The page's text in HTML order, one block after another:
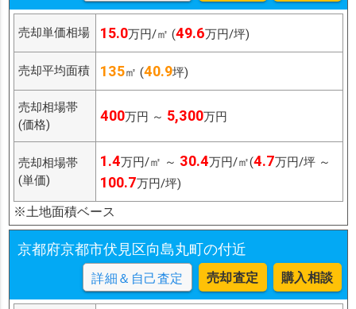
売却単価相場 15.0万円/㎡ (49.6万円/坪)
売却平均面積 135㎡ (40.9坪)
売却相場帯
(価格)
400万円 ～ 5,300万円
売却相場帯
(単価)
1.4万円/㎡ ～ 30.4万円/㎡(4.7万円/坪 ～
100.7万円/坪)
※土地面積ベース
京都府京都市伏見区向島丸町の付近
詳細＆自己査定 売却査定 購入相談